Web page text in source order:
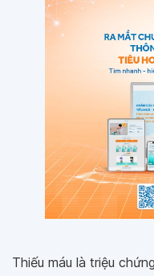
Thiếu máu là triệu